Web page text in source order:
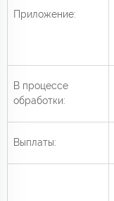
Приложение:
В процессе
обработки:
Выплаты: